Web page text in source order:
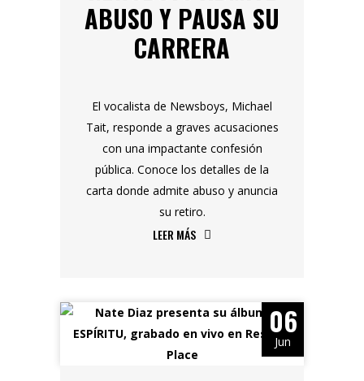
ABUSO Y PAUSA SU
CARRERA
El vocalista de Newsboys, Michael
Tait, responde a graves acusaciones
con una impactante confesión
pública. Conoce los detalles de la
carta donde admite abuso y anuncia
su retiro.
LEER MÁS
06
Jun